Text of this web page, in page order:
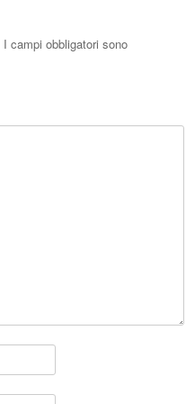
I campi obbligatori sono